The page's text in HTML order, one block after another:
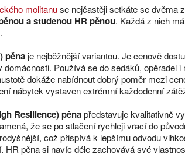
molitanuse nejčastěji setkáte se dvěma
a studenou HR pěnou. Každá z nich
pěna je nejběžnější variantou. Je cenově
domácnosti. Používá se do sedáků, opěradel
dokáže nabídnout dobrý poměr mezi
nábytek vystaven extrémní každodenní
Resilience) pěnapředstavuje kvalitativně
že se po stlačení rychleji vrací do
což přispívá k lepšímu odvodu
HR pěna si navíc déle zachovává své